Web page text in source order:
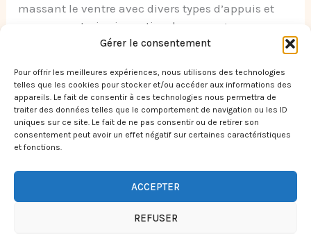
Gérer le consentement
Pour offrir les meilleures expériences, nous utilisons des technologies
telles que les cookies pour stocker et/ou accéder aux informations des
appareils. Le fait de consentir à ces technologies nous permettra de
traiter des données telles que le comportement de navigation ou les ID
uniques sur ce site. Le fait de ne pas consentir ou de retirer son
consentement peut avoir un effet négatif sur certaines caractéristiques
et fonctions.
ACCEPTER
REFUSER
massant le ventre avec divers types d’appuis et
mouvements, je viens stimuler vos organes
internes pour améliorer leur fluidité de
Read More »
Copyright © 2026 Juliette Montier Naturopathe - Chi Nei Tsang |
The First Blossom